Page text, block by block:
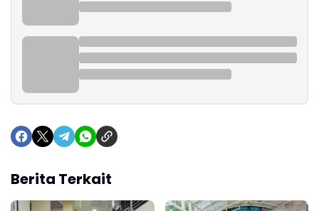
Berita Terkait